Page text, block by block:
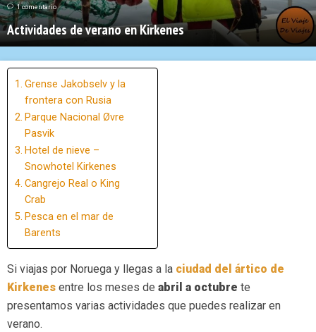
1 comentario
Actividades de verano en Kirkenes
Grense Jakobselv y la
frontera con Rusia
Parque Nacional Øvre
Pasvik
Hotel de nieve –
Snowhotel Kirkenes
Cangrejo Real o King
Crab
Pesca en el mar de
Barents
Si viajas por Noruega y llegas a la ciudad del ártico de
Kirkenes entre los meses de abril a octubre te
presentamos varias actividades que puedes realizar en
verano.